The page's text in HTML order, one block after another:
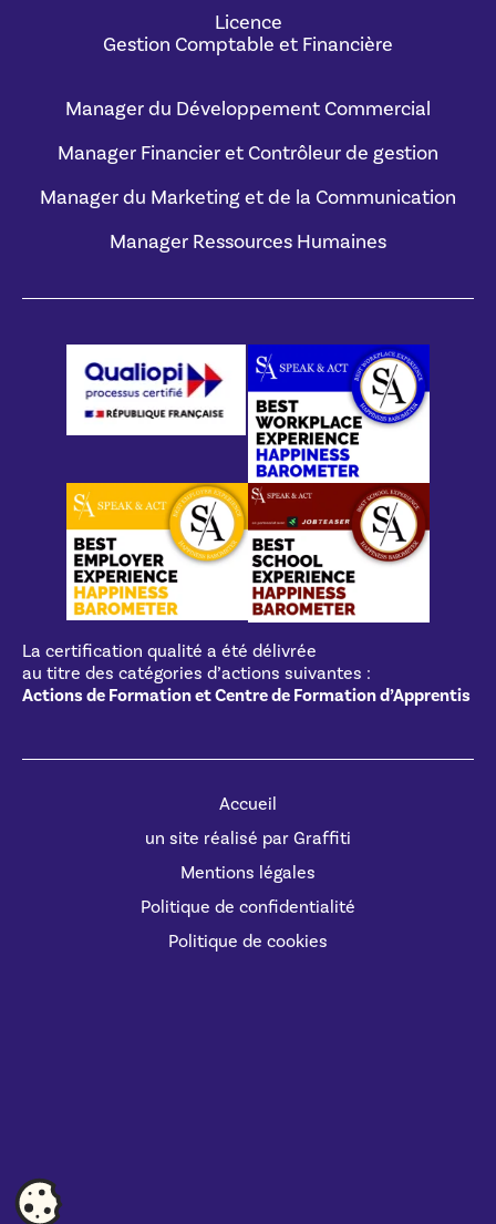
Licence
Gestion Comptable et Financière
Manager du Développement Commercial
Manager Financier et Contrôleur de gestion
Manager du Marketing et de la Communication
Manager Ressources Humaines
La certification qualité a été délivrée
au titre des catégories d’actions suivantes :
Actions de Formation et Centre de Formation d’Apprentis
Accueil
un site réalisé par Graffiti
Mentions légales
Politique de confidentialité
Politique de cookies